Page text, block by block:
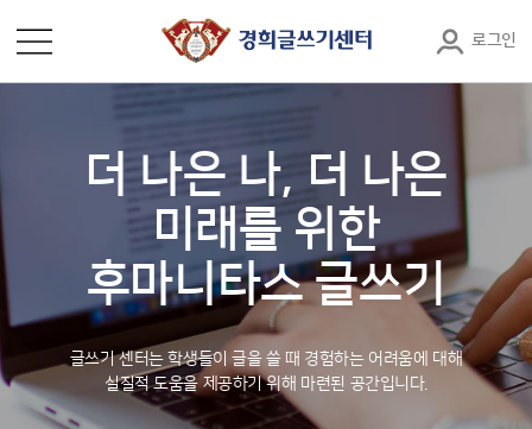
로그인
더 나은 나, 더 나은
미래를 위한
후마니타스 글쓰기
글쓰기 센터는 학생들이 글을 쓸 때 경험하는 어려움에 대해
실질적 도움을 제공하기 위해 마련된 공간입니다.